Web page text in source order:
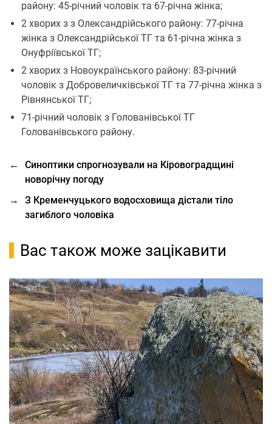
району: 45-річний чоловік та 67-річна жінка;
2 хворих з з Олександрійського району: 77-річна
жінка з Олександрійської ТГ та 61-річна жінка з
Онуфріївської ТГ;
2 хворих з Новоукраїнського району: 83-річний
чоловік з Добровеличківської ТГ та 77-річна жінка з
Рівнянської ТГ;
71-річний чоловік з Голованівської ТГ
Голованівського району.
←
Синоптики спрогнозували на Кіровоградщині
новорічну погоду
→
З Кременчуцького водосховища дістали тіло
загиблого чоловіка
Вас також може зацікавити